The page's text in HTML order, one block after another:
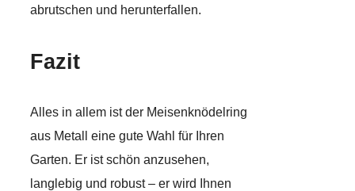
abrutschen und herunterfallen.
Fazit
Alles in allem ist der Meisenknödelring
aus Metall eine gute Wahl für Ihren
Garten. Er ist schön anzusehen,
langlebig und robust – er wird Ihnen